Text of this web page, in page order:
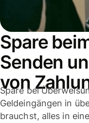
Spare
Senden
von
Spare bei
Geldeingängen in
brauchst, alles in